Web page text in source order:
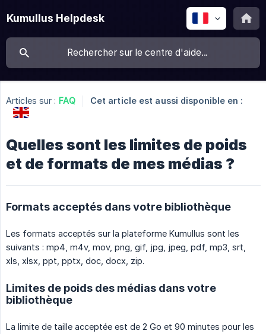
Kumullus Helpdesk
Articles sur : FAQ Cet article est aussi disponible en :
Quelles sont les limites de poids
et de formats de mes médias ?
Formats acceptés dans votre bibliothèque
Les formats acceptés sur la plateforme Kumullus sont les
suivants : mp4, m4v, mov, png, gif, jpg, jpeg, pdf, mp3, srt,
xls, xlsx, ppt, pptx, doc, docx, zip.
Limites de poids des médias dans votre
bibliothèque
La limite de taille acceptée est de 2 Go et 90 minutes pour les